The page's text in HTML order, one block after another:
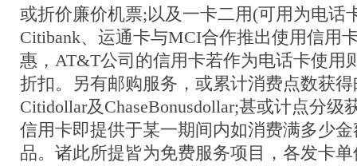
或折价廉价机票;以及一卡二用(可用为电话
Citibank、运通卡与MCI合作推出使用信用
惠，AT&T公司的信用卡若作为电话卡使用
折扣。另有邮购服务，或累计消费点数获
Citidollar及ChaseBonusdollar;甚或计点分级
信用卡即提供于某一期间内如消费满多少
品。诸此所提皆为免费服务项目，各发卡